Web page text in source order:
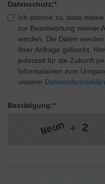
Datenschutz:*
Ich stimme zu, dass
zur Beantwortung meiner
werden. Die Daten
Ihrer Anfrage gelöscht.
jederzeit für die Zukunft
Informationen zum
unserer
Bestätigung:*
Neun 2